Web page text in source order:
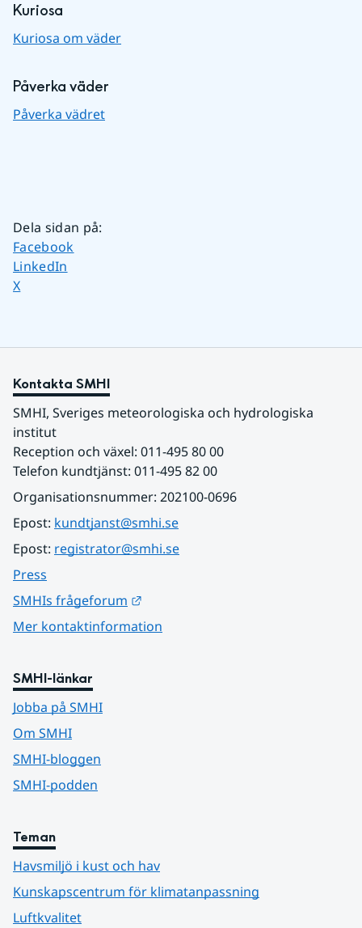
Kuriosa
Kuriosa om väder
Påverka väder
Påverka vädret
Dela sidan på:
Dela sidan på
Facebook
Dela sidan på
LinkedIn
Dela sidan på
X
Kontakta SMHI
SMHI, Sveriges meteorologiska och hydrologiska
institut
Reception och växel: 011-495 80 00
Telefon kundtjänst: 011-495 82 00
Organisationsnummer: 202100-0696
Epost: kundtjanst@smhi.se
Epost: registrator@smhi.se
Press
SMHIs frågeforum
Mer kontaktinformation
SMHI-länkar
Jobba på SMHI
Om SMHI
SMHI-bloggen
SMHI-podden
Teman
Havsmiljö i kust och hav
Kunskapscentrum för klimatanpassning
Luftkvalitet